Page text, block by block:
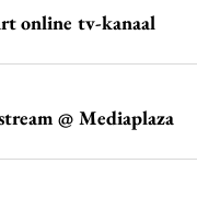
online tv-kanaal
@ Mediaplaza